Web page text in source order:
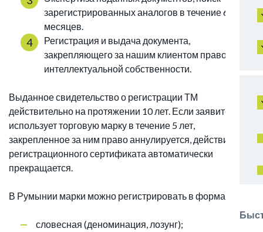
зарегистрированных аналогов в течение 6-9
месяцев.
Регистрация и выдача документа,
закрепляющего за нашим клиентом право
интеллектуальной собственности.
Выданное свидетельство о регистрации ТМ
действительно на протяжении 10 лет. Если заявитель не
использует торговую марку в течение 5 лет,
закрепленное за ним право аннулируется, действие
регистрационного сертификата автоматически
прекращается.
В Румынии марки можно регистрировать в формах:
словесная (деноминация, лозунг);